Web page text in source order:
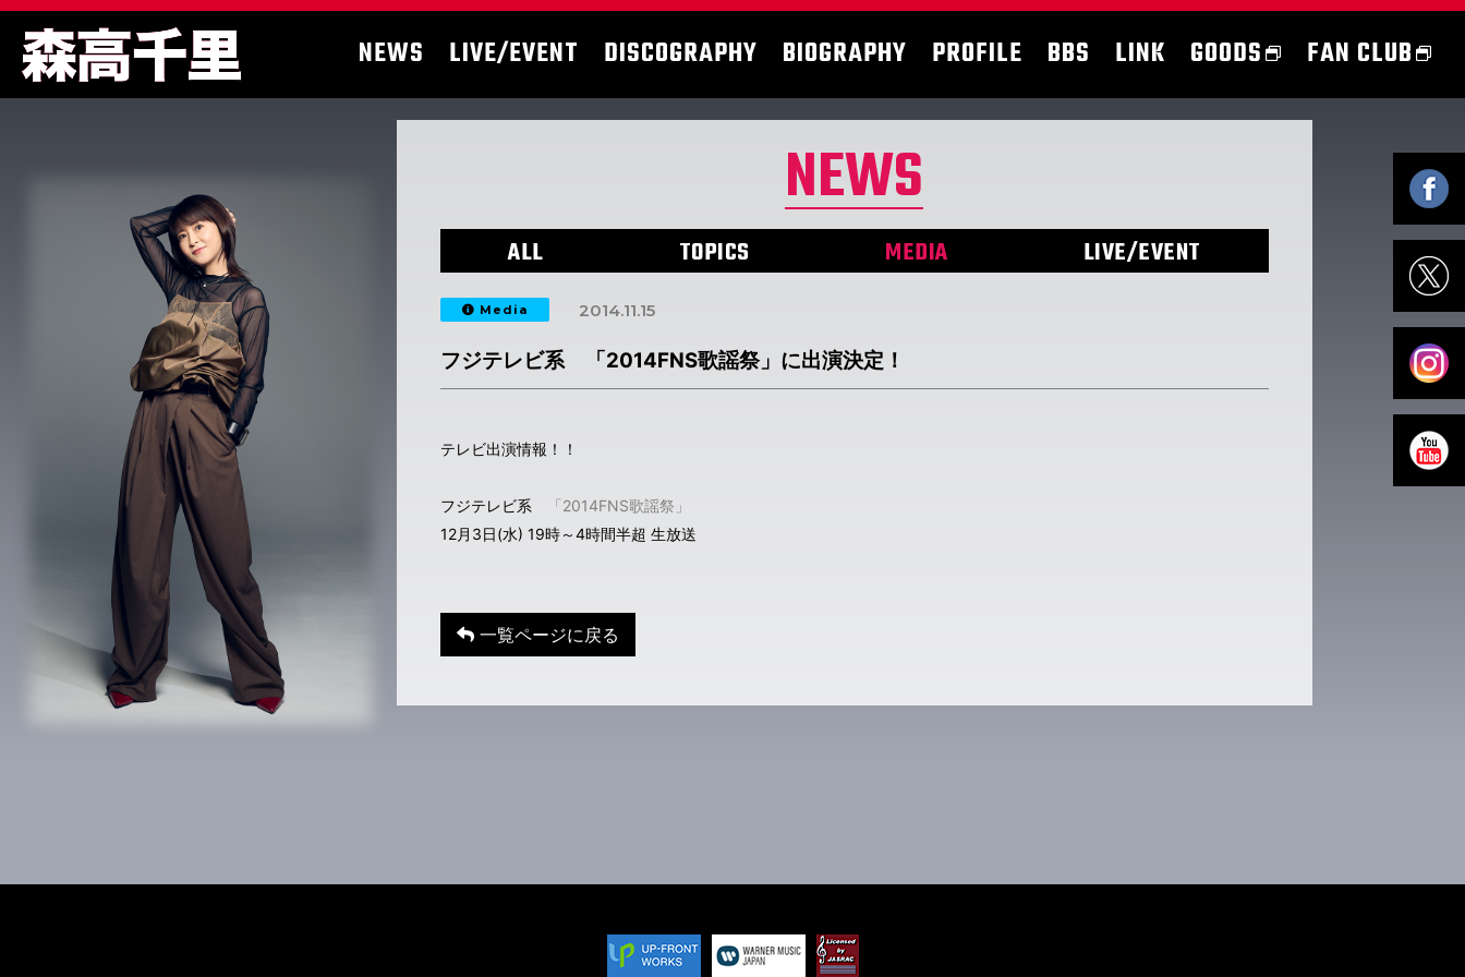
NEWS LIVE/EVENT DISCOGRAPHY BIOGRAPHY PROFILE BBS LINK GOODS FAN CLUB
NEWS
ALL TOPICS MEDIA LIVE/EVENT
Media 2014.11.15
フジテレビ系 「2014FNS歌謡祭」に出演決定！
テレビ出演情報！！
フジテレビ系
「2014FNS歌謡祭」
12月3日(水) 19時～4時間半超 生放送
一覧ページに戻る